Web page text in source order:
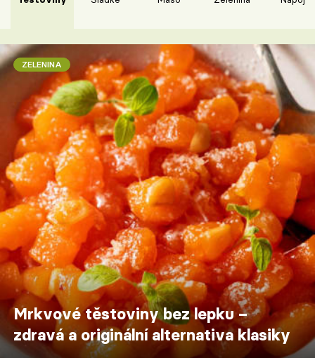
ZELENINA
Mrkvové těstoviny bez lepku –
zdravá a originální alternativa klasiky